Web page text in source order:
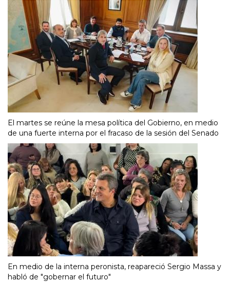
El martes se reúne la mesa política del Gobierno, en medio
de una fuerte interna por el fracaso de la sesión del Senado
En medio de la interna peronista, reapareció Sergio Massa y
habló de "gobernar el futuro"